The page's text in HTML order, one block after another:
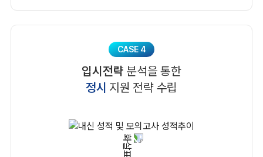
CASE 4
입시전략 분석을 통한
정시 지원 전략 수립